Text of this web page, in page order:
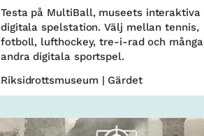
Testa på MultiBall, museets interaktiva
digitala spelstation. Välj mellan tennis,
fotboll, lufthockey, tre-i-rad och många
andra digitala sportspel.
Riksidrottsmuseum | Gärdet